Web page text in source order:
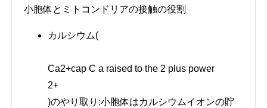
小胞体とミトコンドリアの接触の役割
カルシウム(
Ca2+cap C a raised to the 2 plus power
2+
)のやり取り:小胞体はカルシウムイオンの貯